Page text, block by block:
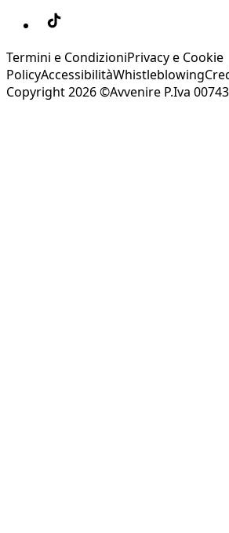
Termini e CondizioniPrivacy e Cookie
PolicyAccessibilitàWhistleblowing
Copyright 2026 ©Avvenire P.Iva